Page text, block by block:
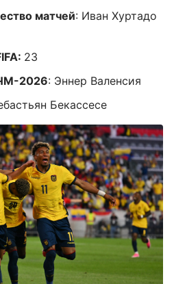
матчей: Иван Хуртадо
23
ЧМ-2026: Эннер Валенсия
Бекассесе